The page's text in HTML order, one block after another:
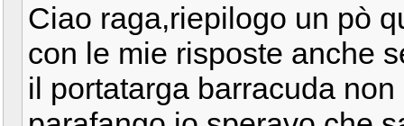
Ciao raga,riepilogo un pò
con le mie risposte anche
il portatarga barracuda